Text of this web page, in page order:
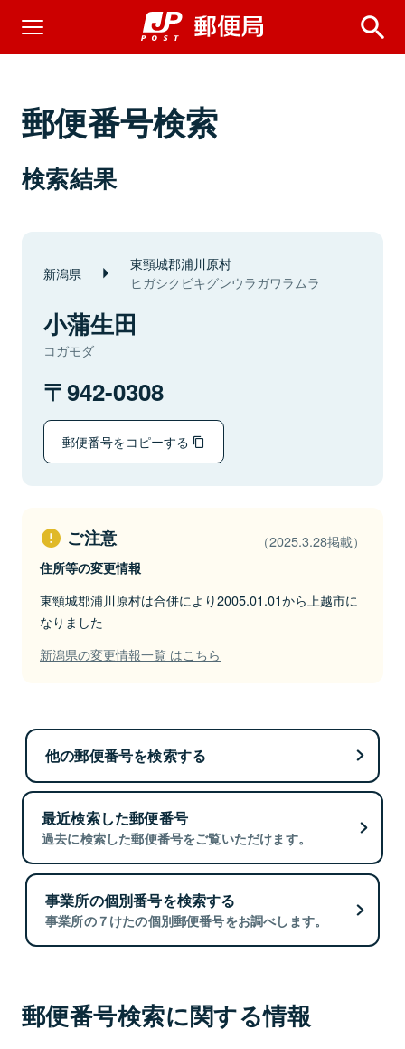
郵便番号検索
検索結果
新潟県 東頸城郡浦川原村
ヒガシクビキグンウラガワラムラ
小蒲生田
コガモダ
942-0308
郵便番号をコピーする
ご注意 （2025.3.28掲載）
住所等の変更情報
東頸城郡浦川原村は合併により2005.01.01から上越市に
なりました
新潟県の変更情報一覧 はこちら
他の郵便番号を検索する
最近検索した郵便番号
過去に検索した郵便番号をご覧いただけます。
事業所の個別番号を検索する
事業所の７けたの個別郵便番号をお調べします。
郵便番号検索に関する情報